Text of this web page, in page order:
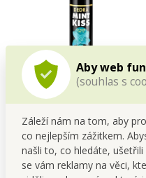
Aby web
(souhlas s
Záleží nám na tom, aby
co nejlepším zážitkem.
našli to, co hledáte,
se vám reklamy na věci,
MINT KISS | balzám na rty
mátou a panthenolem | s
UV ochranou | 4,2 g
Cena pro tebe
99,00 Kč